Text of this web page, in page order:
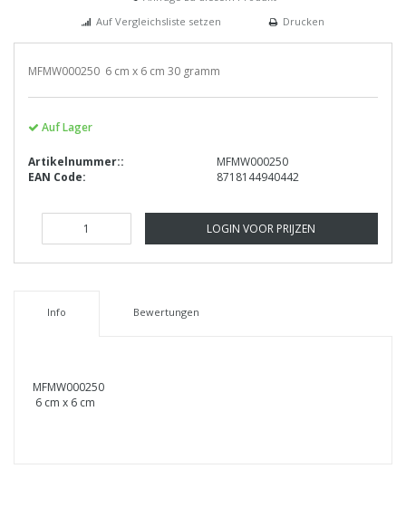
Auf Vergleichsliste setzen
Drucken
MFMW000250 6 cm x 6 cm 30 gramm
Auf Lager
Artikelnummer::
MFMW000250
EAN Code:
8718144940442
LOGIN VOOR PRIJZEN
Info Bewertungen
MFMW000250
6 cm x 6 cm